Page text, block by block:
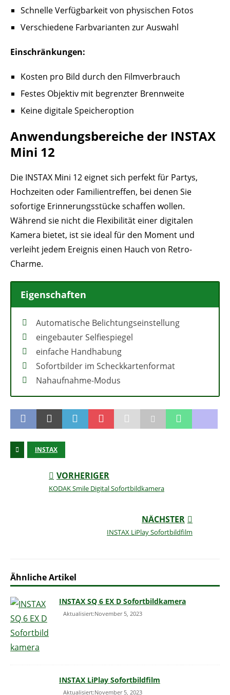
Schnelle Verfügbarkeit von physischen Fotos
Verschiedene Farbvarianten zur Auswahl
Einschränkungen:
Kosten pro Bild durch den Filmverbrauch
Festes Objektiv mit begrenzter Brennweite
Keine digitale Speicheroption
Anwendungsbereiche der INSTAX
Mini 12
Die INSTAX Mini 12 eignet sich perfekt für Partys,
Hochzeiten oder Familientreffen, bei denen Sie
sofortige Erinnerungsstücke schaffen wollen.
Während sie nicht die Flexibilität einer digitalen
Kamera bietet, ist sie ideal für den Moment und
verleiht jedem Ereignis einen Hauch von Retro-
Charme.
Eigenschaften
Automatische Belichtungseinstellung
eingebauter Selfiespiegel
einfache Handhabung
Sofortbilder im Scheckkartenformat
Nahaufnahme-Modus
INSTAX
VORHERIGER
KODAK Smile Digital Sofortbildkamera
NÄCHSTER
INSTAX LiPlay Sofortbildfilm
Ähnliche Artikel
INSTAX SQ 6 EX D Sofortbildkamera
Aktualisiert:November 5, 2023
INSTAX LiPlay Sofortbildfilm
Aktualisiert:November 5, 2023